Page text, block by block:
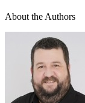
About the Authors